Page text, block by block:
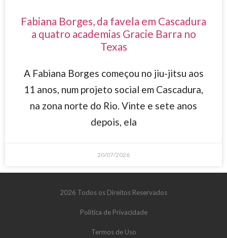
Fabiana Borges, da favela em Cascadura
a quatro academias Gracie Barra no
Texas
A Fabiana Borges começou no jiu-jitsu aos
11 anos, num projeto social em Cascadura,
na zona norte do Rio. Vinte e sete anos
depois, ela
20/07/2026
2026 Todos os Direitos Reservados
Política de Privacidade
Termos de Uso